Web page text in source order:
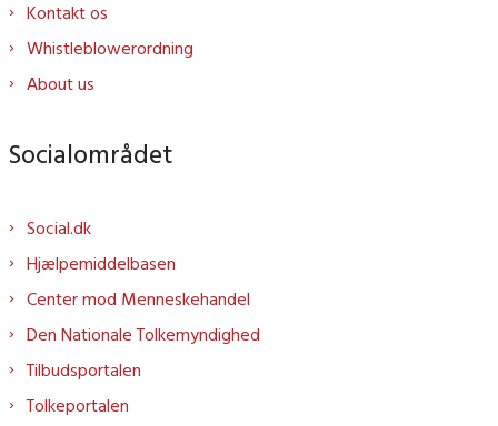
Kontakt os
Whistleblowerordning
About us
Socialområdet
Social.dk
Hjælpemiddelbasen
Center mod Menneskehandel
Den Nationale Tolkemyndighed
Tilbudsportalen
Tolkeportalen